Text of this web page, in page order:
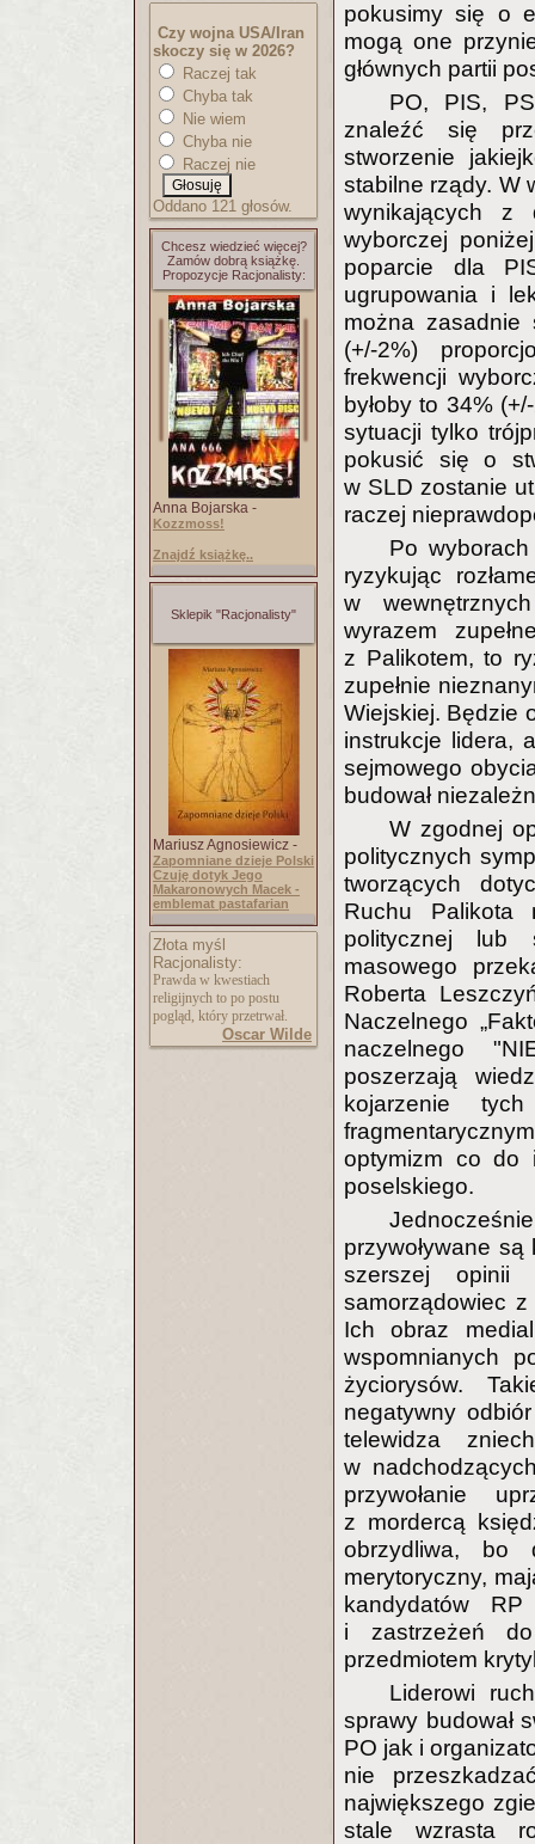
Czy wojna USA/Iran
skoczy się w 2026?
Raczej tak
Chyba tak
Nie wiem
Chyba nie
Raczej nie
Oddano 121 głosów.
Chcesz wiedzieć więcej?
Zamów dobrą książkę.
Propozycje Racjonalisty:
Anna Bojarska -
Kozzmoss!
Znajdź książkę..
Sklepik "Racjonalisty"
Mariusz Agnosiewicz -
Zapomniane dzieje Polski
Czuję dotyk Jego
Makaronowych Macek -
emblemat pastafarian
Złota myśl
Racjonalisty:
Prawda w kwestiach
religijnych to po postu
pogląd, który przetrwał.
Oscar Wilde
pokusimy się o
mogą one
głównych partii
PO, PIS,
znaleźć się
stworzenie
stabilne rządy. W
wynikających z
wyborczej
poparcie dla
ugrupowania i
można
(+/-2%)
frekwencji
byłoby to 34%
sytuacji tylko
pokusić się o
w SLD zostanie
raczej
Po
ryzykując
w
wyrazem
z Palikotem, to
zupełnie
Wiejskiej. Będzie
instrukcje lidera,
sejmowego
budował
W zgodnej
politycznych
tworzących
Ruchu Palikota
politycznej lub
masowego
Roberta
Naczelnego
naczelnego
poszerzają
kojarzenie
optymizm co do
poselskiego.
przywoływane
szerszej opinii
samorządowiec
Ich obraz
wspomnianych
życiorysów.
negatywny
telewidza
w
przywołanie
z mordercą
obrzydliwa, bo
merytoryczny,
kandydatów
i zastrzeżeń
przedmiotem
Liderowi
sprawy budował
PO jak i
nie
największego
stale wzrasta